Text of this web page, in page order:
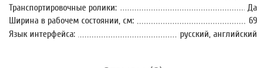
Транспортировочные ролики:
Да
Ширина в рабочем состоянии, см:
69
Язык интерфейса:
русский, английский